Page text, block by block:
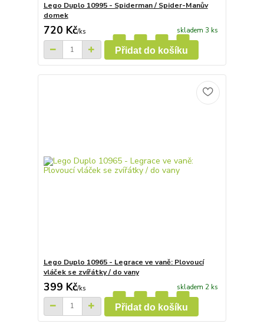
Lego Duplo 10995 - Spiderman / Spider-Manův
domek
720 Kč/ks skladem 3 ks
Přidat do košíku
Lego Duplo 10965 - Legrace ve vaně: Plovoucí
vláček se zvířátky / do vany
399 Kč/ks skladem 2 ks
Přidat do košíku